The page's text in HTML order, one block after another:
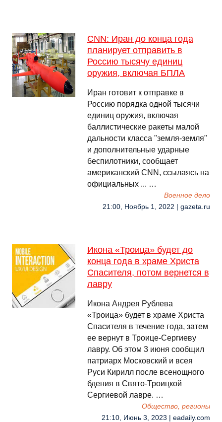
CNN: Иран до конца года
планирует отправить в
Россию тысячу единиц
оружия, включая БПЛА
Иран готовит к отправке в
Россию порядка одной тысячи
единиц оружия, включая
баллистические ракеты малой
дальности класса "земля-земля"
и дополнительные ударные
беспилотники, сообщает
американский CNN, ссылаясь на
официальных ... …
Военное дело
21:00, Ноябрь 1, 2022 | gazeta.ru
Икона «Троица» будет до
конца года в храме Христа
Спасителя, потом вернется в
лавру
Икона Андрея Рублева
«Троица» будет в храме Христа
Спасителя в течение года, затем
ее вернут в Троице-Сергиеву
лавру. Об этом 3 июня сообщил
патриарх Московский и всея
Руси Кирилл после всенощного
бдения в Свято-Троицкой
Сергиевой лавре. …
Общество, регионы
21:10, Июнь 3, 2023 | eadaily.com